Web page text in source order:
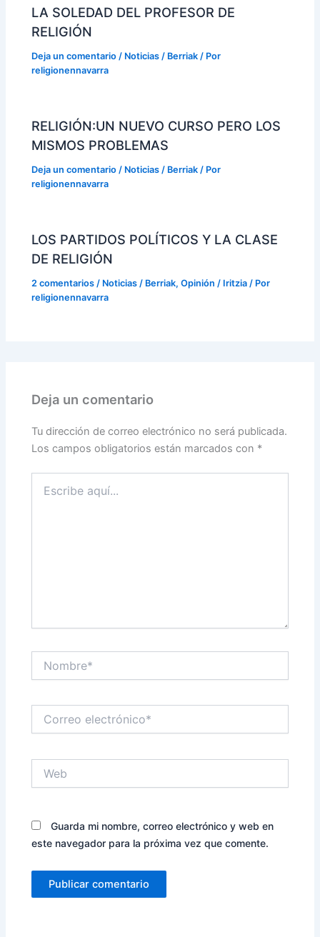
LA SOLEDAD DEL PROFESOR DE
RELIGIÓN
Deja un comentario / Noticias / Berriak / Por
religionennavarra
RELIGIÓN:UN NUEVO CURSO PERO LOS
MISMOS PROBLEMAS
Deja un comentario / Noticias / Berriak / Por
religionennavarra
LOS PARTIDOS POLÍTICOS Y LA CLASE
DE RELIGIÓN
2 comentarios / Noticias / Berriak,Opinión / Iritzia / Por
religionennavarra
Deja un comentario
Tu dirección de correo electrónico no será publicada.
Los campos obligatorios están marcados con *
aquí...
electrónico*
Guarda mi nombre, correo electrónico y web en
este navegador para la próxima vez que comente.